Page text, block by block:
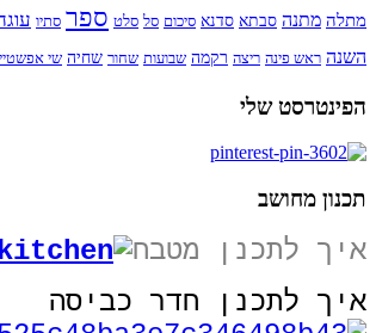
מתלה מתנה סבתא סדנא סיכום סל סלט ספר סתיו
השנה ראש פינה ריצה רקמה שבועות שחור שחיה שי
הפינטרסט שלי
תכנון מחושב
איך לתכנן מטבח
איך לתכנן חדר כביסה